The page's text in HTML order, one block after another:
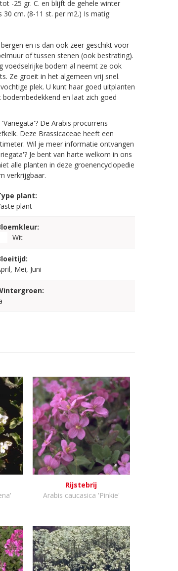
-25 gr. C. en blijft de gehele winter
cm. (8-11 st. per m2.) Is matig
en is dan ook zeer geschikt voor
of tussen stenen (ook bestrating).
voedselrijke bodem al neemt ze ook
Ze groeit in het algemeen vrij snel.
plek. U kunt haar goed uitplanten
en laat zich goed
De Arabis procurrens
Deze Brassicaceae heeft een
Wil je meer informatie ontvangen
Je bent van harte welkom in ons
alle planten in deze groenencyclopedie
verkrijgbaar.
plant:
plant
Wit
Mei, Juni
Rijstebrij
Arabis caucasica 'Pinkie'